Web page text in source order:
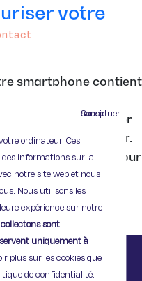
Continuer sans accepter
ordinateur. Ces
informations sur la
notre site web et nous
Nous utilisons les
expérience sur notre
collectons sont
uniquement à
plus sur les cookies que
de confidentialité.
votre
smartphone contient
informations
de le sécuriser
voleur ou hacker.
5 astuces pour
Utilisez
plupart des